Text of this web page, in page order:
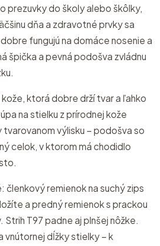
prezuvky do školy alebo škôlky,
dňa a zdravotné prvky sa
fungujú na domáce nosenie a
špička a pevná podošva zvládnu
ktorá dobre drží tvar a ľahko
na stielku z prírodnej kože
výlisku – podošva so
celok, v ktorom má chodidlo
členkový remienok na suchý zips
a predný remienok s prackou
T97 padne aj plnšej nôžke.
dĺžky stielky – k